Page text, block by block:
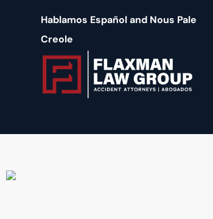
Hablamos Español and Nous Pale
Creole